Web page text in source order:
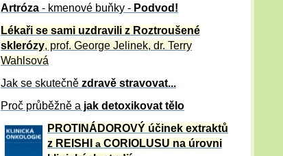
Artróza - kmenové buňky - Podvod!
Lékaři se sami uzdravili z Roztroušené
sklerózy, prof. George Jelinek, dr. Terry
Wahlsová
Jak se skutečně zdravě stravovat...
Proč průběžně a jak detoxikovat tělo
PROTINÁDOROVÝ účinek extraktů
z REISHI a CORIOLUSU na úrovni